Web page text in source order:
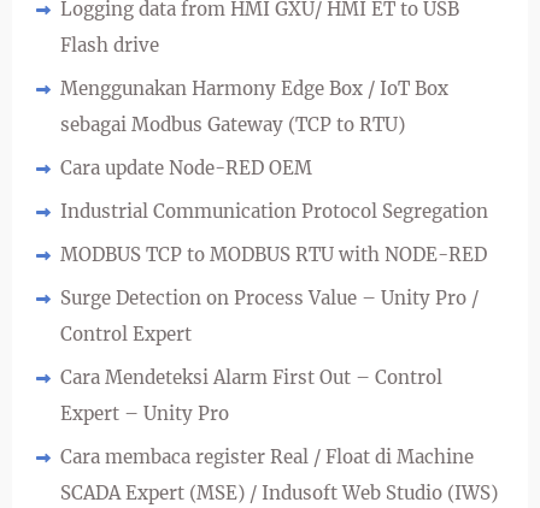
Logging data from HMI GXU/ HMI ET to USB
Flash drive
Menggunakan Harmony Edge Box / IoT Box
sebagai Modbus Gateway (TCP to RTU)
Cara update Node-RED OEM
Industrial Communication Protocol Segregation
MODBUS TCP to MODBUS RTU with NODE-RED
Surge Detection on Process Value – Unity Pro /
Control Expert
Cara Mendeteksi Alarm First Out – Control
Expert – Unity Pro
Cara membaca register Real / Float di Machine
SCADA Expert (MSE) / Indusoft Web Studio (IWS)